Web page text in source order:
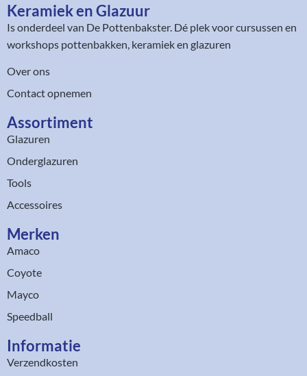
Keramiek en Glazuur​
Is onderdeel van De Pottenbakster. Dé plek voor cursussen en
workshops pottenbakken, keramiek en glazuren
Over ons
Contact opnemen
Assortiment​
Glazuren
Onderglazuren
Tools
Accessoires
Merken
Amaco
Coyote
Mayco
Speedball
Informatie
Verzendkosten